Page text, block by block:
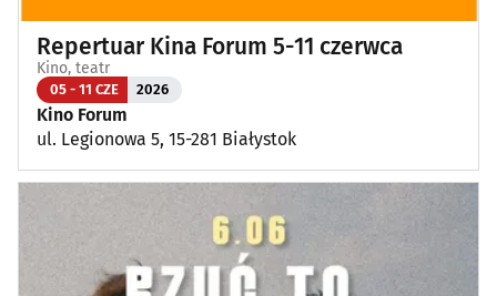
Repertuar Kina Forum 5-11 czerwca
Kino, teatr
05 - 11 CZE 2026
Kino Forum
ul. Legionowa 5, 15-281 Białystok